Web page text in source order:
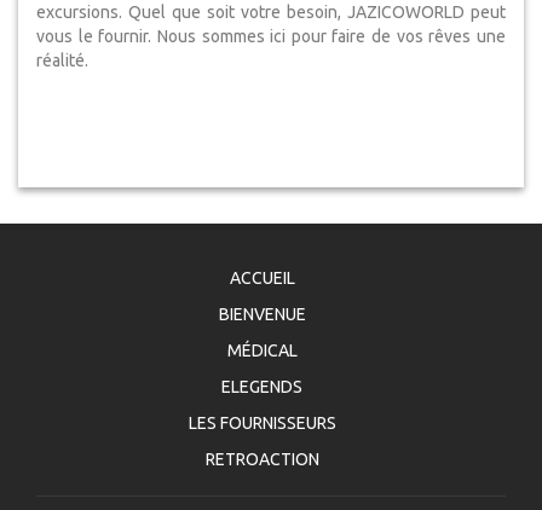
excursions. Quel que soit votre besoin, JAZICOWORLD peut
vous le fournir. Nous sommes ici pour faire de vos rêves une
réalité.
ACCUEIL
BIENVENUE
MÉDICAL
ELEGENDS
LES FOURNISSEURS
RETROACTION